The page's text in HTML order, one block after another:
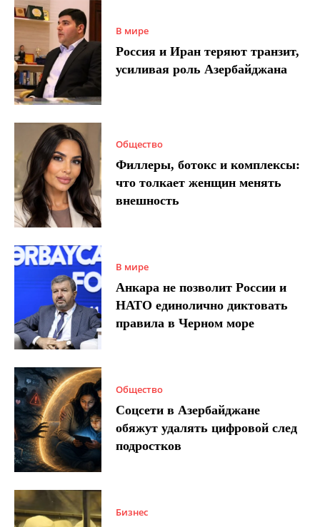
В мире
Россия и Иран теряют транзит,
усиливая роль Азербайджана
Общество
Филлеры, ботокс и комплексы:
что толкает женщин менять
внешность
В мире
Анкара не позволит России и
НАТО единолично диктовать
правила в Черном море
Общество
Соцсети в Азербайджане
обяжут удалять цифровой след
подростков
Бизнес